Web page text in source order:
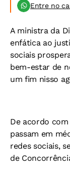
Entre no
A ministra da
enfática ao
sociais
bem-estar de
um fim nisso
De acordo
passam em
redes sociais,
de